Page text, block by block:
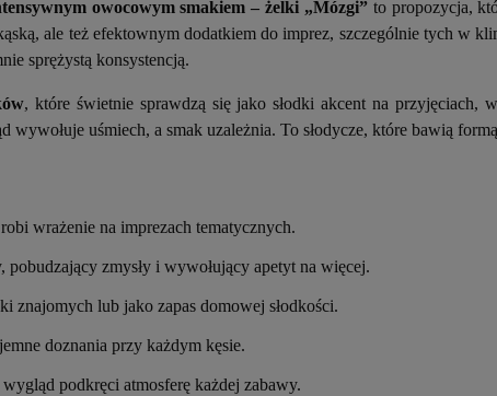
owocowym smakiem – żelki „Mózgi”to propozycja,
ale też efektownym dodatkiem do imprez, szczególnie tych w
sprężystą konsystencją.
, które świetnie sprawdzą się jako słodki akcent na przyjęciach,
uśmiech, a smak uzależnia. To słodycze, które bawią
wrażenie na imprezach tematycznych.
pobudzający zmysły i wywołujący apetyt na więcej.
znajomych lub jako zapas domowej słodkości.
doznania przy każdym kęsie.
podkręci atmosferę każdej zabawy.